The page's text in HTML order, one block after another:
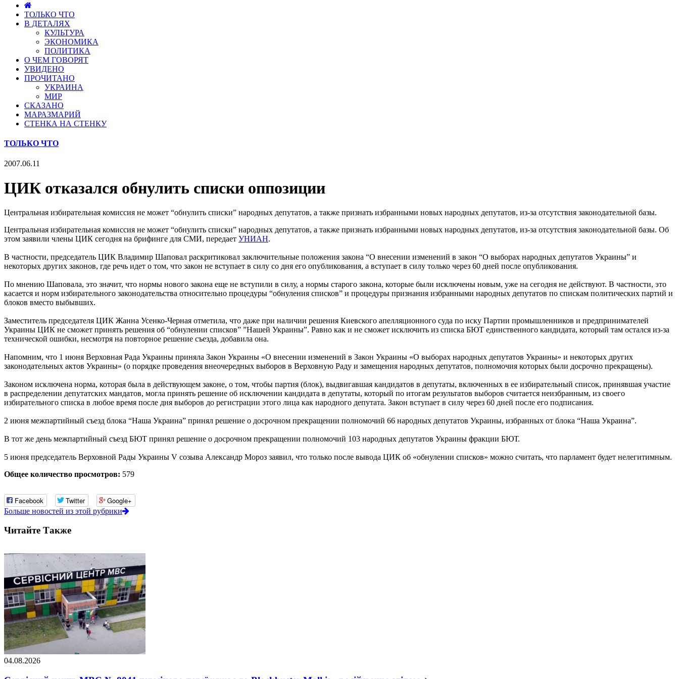
ТОЛЬКО ЧТО
В ДЕТАЛЯХ
КУЛЬТУРА
ЭКОНОМИКА
ПОЛИТИКА
О ЧЕМ ГОВОРЯТ
УВИДЕНО
ПРОЧИТАНО
УКРАИНА
МИР
СКАЗАНО
МАРАЗМАРИЙ
СТЕНКА НА СТЕНКУ
ТОЛЬКО ЧТО
2007.06.11
ЦИК отказался обнулить списки оппозиции
Центральная избирательная комиссия не может “обнулить списки” народных депутатов, а также признать избранными новых народных депутатов, из-за отсутствия законодательной базы.
Центральная избирательная комиссия не может “обнулить списки” народных депутатов, а также признать избранными новых народных депутатов, из-за отсутствия законодательной базы. Об
этом заявили члены ЦИК сегодня на брифинге для СМИ, передает УНИАН.
В частности, председатель ЦИК Владимир Шаповал раскритиковал заключительные положения закона “О внесении изменений в закон “О выборах народных депутатов Украины” и
некоторых других законов, где речь идет о том, что закон не вступает в силу со дня его опубликования, а вступает в силу только через 60 дней после опубликования.
По мнению Шаповала, это значит, что нормы нового закона еще не вступили в силу, а нормы старого закона, которые были исключены новым, уже на сегодня не действуют. В частности, это
касается и норм избирательного законодательства относительно процедуры “обнуления списков” и процедуры признания избранными народных депутатов по спискам политических партий и
блоков вместо выбывших.
Заместитель председателя ЦИК Жанна Усенко-Черная отметила, что даже при наличии решения Киевского апелляционного суда по иску Партии промышленников и предпринимателей
Украины ЦИК не сможет принять решения об “обнулении списков” ”Нашей Украины”. Равно как и не сможет исключить из списка БЮТ единственного кандидата, который там остался из-за
технической ошибки, несмотря на повторное решение съезда, добавила она.
Напомним, что 1 июня Верховная Рада Украины приняла Закон Украины «О внесении изменений в Закон Украины «О выборах народных депутатов Украины» и некоторых других
законодательных актов Украины» (о порядке проведения внеочередных выборов в Верховную Раду и замещения народных депутатов, полномочия которых были досрочно прекращены).
Законом исключена норма, которая была в действующем законе, о том, чтобы партия (блок), выдвигавшая кандидатов в депутаты, включенных в ее избирательный список, принявшая участие
в распределении депутатских мандатов, могла принять решение об исключении кандидата в депутаты, который по итогам результатов выборов считается неизбранным, из своего
избирательного списка в любое время после дня выборов до регистрации этого лица как народного депутата. Закон вступает в силу через 60 дней после его подписания.
2 июня межпартийный съезд блока “Наша Украина” принял решение о досрочном прекращении полномочий 66 народных депутатов Украины, избранных от блока “Наша Украина”.
В тот же день межпартийный съезд БЮТ принял решение о досрочном прекращении полномочий 103 народных депутатов Украины фракции БЮТ.
5 июня председатель Верховной Рады Украины V созыва Александр Мороз заявил, что только после вывода ЦИК об «обнулении списков» можно считать, что парламент будет нелегитимным.
Общее количество просмотров: 579
Facebook Twitter Google+
Больше новостей из этой рубрики
Читайте Также
04.08.2026